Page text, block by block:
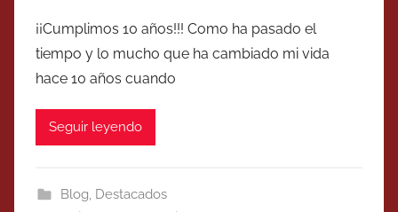
¡¡Cumplimos 10 años!!! Como ha pasado el
tiempo y lo mucho que ha cambiado mi vida
hace 10 años cuando
Seguir leyendo
Blog, Destacados